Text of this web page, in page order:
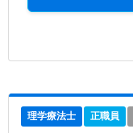
理学療法士 正職員